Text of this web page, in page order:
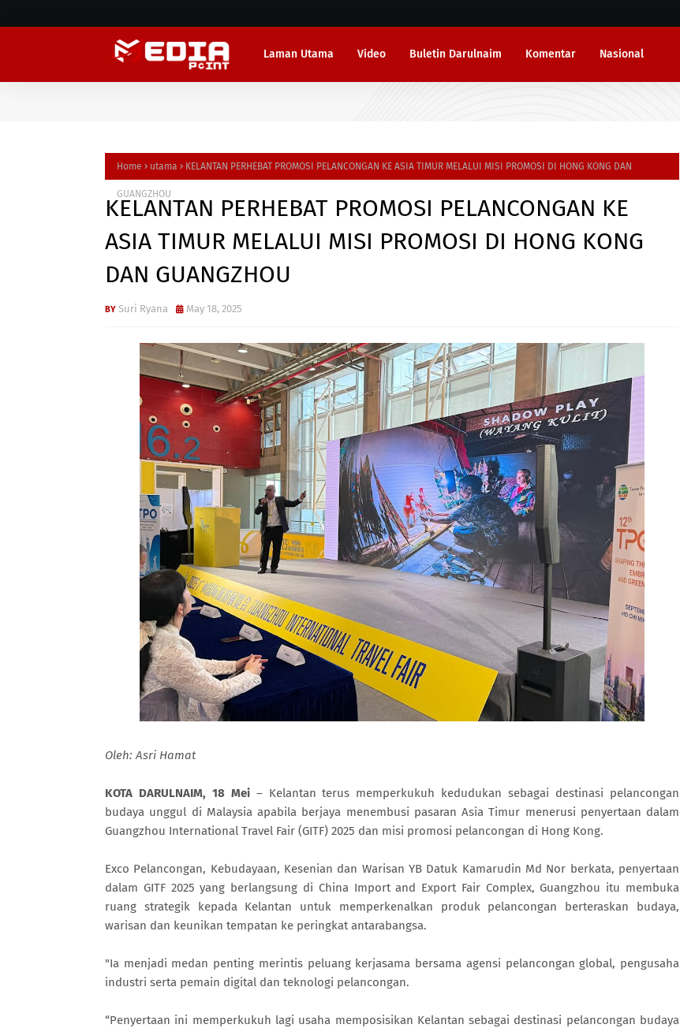
Laman Utama Video Buletin Darulnaim Komentar Nasional
Home utama KELANTAN PERHEBAT PROMOSI PELANCONGAN KE ASIA TIMUR MELALUI MISI PROMOSI DI HONG KONG DAN
GUANGZHOU
KELANTAN PERHEBAT PROMOSI PELANCONGAN KE
ASIA TIMUR MELALUI MISI PROMOSI DI HONG KONG
DAN GUANGZHOU
Suri Ryana May 18, 2025
Oleh: Asri Hamat
KOTA DARULNAIM, 18 Mei– Kelantan terus memperkukuh kedudukan sebagai destinasi pelancongan
budaya unggul di Malaysia apabila berjaya menembusi pasaran Asia Timur menerusi penyertaan dalam
Guangzhou International Travel Fair (GITF) 2025 dan misi promosi pelancongan di Hong Kong.
Exco Pelancongan, Kebudayaan, Kesenian dan Warisan YB Datuk Kamarudin Md Nor berkata, penyertaan
dalam GITF 2025 yang berlangsung di China Import and Export Fair Complex, Guangzhou itu membuka
ruang strategik kepada Kelantan untuk memperkenalkan produk pelancongan berteraskan budaya,
warisan dan keunikan tempatan ke peringkat antarabangsa.
"Ia menjadi medan penting merintis peluang kerjasama bersama agensi pelancongan global, pengusaha
industri serta pemain digital dan teknologi pelancongan.
“Penyertaan ini memperkukuh lagi usaha memposisikan Kelantan sebagai destinasi pelancongan budaya